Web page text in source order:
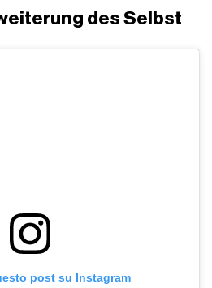
des Selbst
post su Instagram